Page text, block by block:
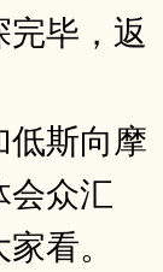
毕，返
斯向摩
会众汇
看。